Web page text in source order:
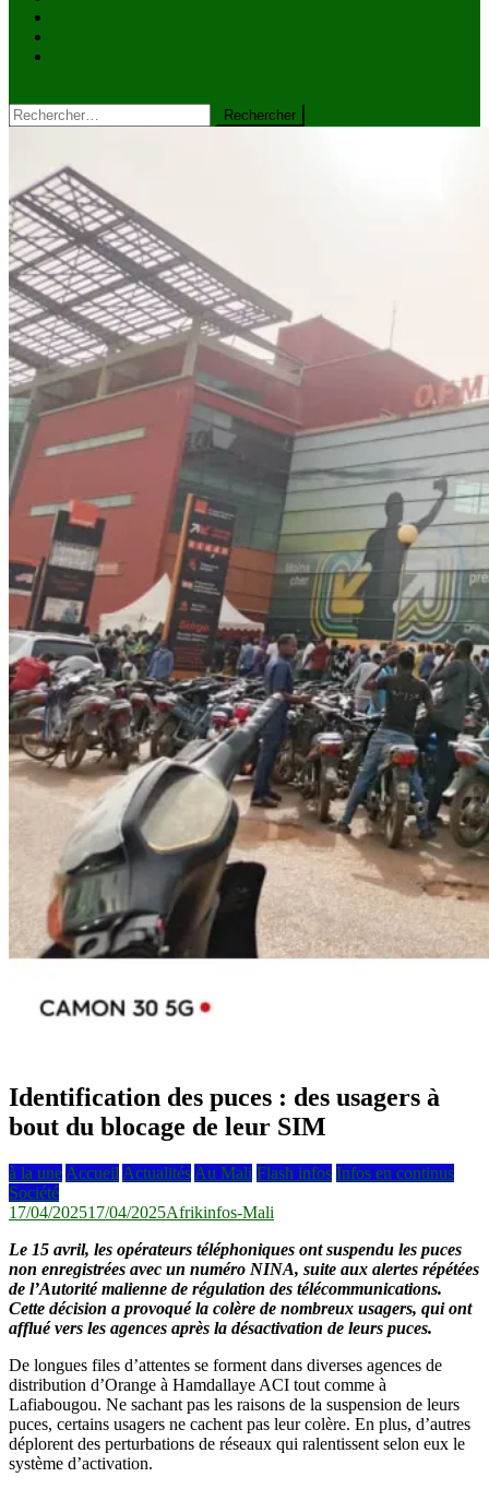
Rechercher :
Identification des puces : des usagers à
bout du blocage de leur SIM
à la une Accueil Actualités Au Mali Flash infos Infos en continus
Société
17/04/202517/04/2025Afrikinfos-Mali
Le 15 avril, les opérateurs téléphoniques ont suspendu les puces
non enregistrées avec un numéro NINA, suite aux alertes répétées
de l’Autorité malienne de régulation des télécommunications.
Cette décision a provoqué la colère de nombreux usagers, qui ont
afflué vers les agences après la désactivation de leurs puces.
De longues files d’attentes se forment dans diverses agences de
distribution d’Orange à Hamdallaye ACI tout comme à
Lafiabougou. Ne sachant pas les raisons de la suspension de leurs
puces, certains usagers ne cachent pas leur colère. En plus, d’autres
déplorent des perturbations de réseaux qui ralentissent selon eux le
système d’activation.